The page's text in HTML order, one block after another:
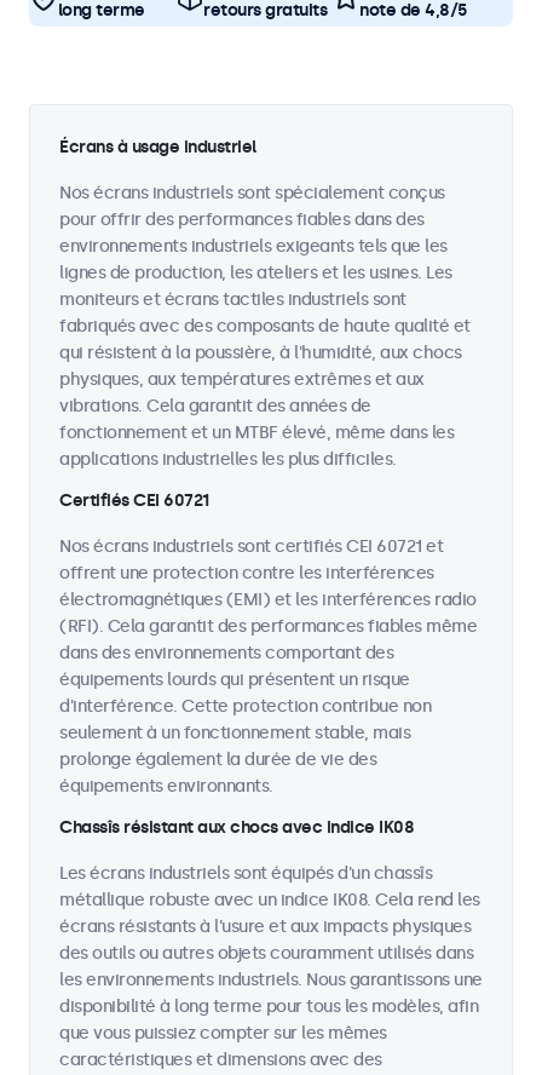
long terme retours gratuits note de 4,8/5
Écrans à usage industriel
Nos écrans industriels sont spécialement conçus
pour offrir des performances fiables dans des
environnements industriels exigeants tels que les
lignes de production, les ateliers et les usines. Les
moniteurs et écrans tactiles industriels sont
fabriqués avec des composants de haute qualité et
qui résistent à la poussière, à l'humidité, aux chocs
physiques, aux températures extrêmes et aux
vibrations. Cela garantit des années de
fonctionnement et un MTBF élevé, même dans les
applications industrielles les plus difficiles.
Certifiés CEI 60721
Nos écrans industriels sont certifiés CEI 60721 et
offrent une protection contre les interférences
électromagnétiques (EMI) et les interférences radio
(RFI). Cela garantit des performances fiables même
dans des environnements comportant des
équipements lourds qui présentent un risque
d'interférence. Cette protection contribue non
seulement à un fonctionnement stable, mais
prolonge également la durée de vie des
équipements environnants.
Chassîs résistant aux chocs avec indice IK08
Les écrans industriels sont équipés d'un chassîs
métallique robuste avec un indice IK08. Cela rend les
écrans résistants à l’usure et aux impacts physiques
des outils ou autres objets couramment utilisés dans
les environnements industriels. Nous garantissons une
disponibilité à long terme pour tous les modèles, afin
que vous puissiez compter sur les mêmes
caractéristiques et dimensions avec des